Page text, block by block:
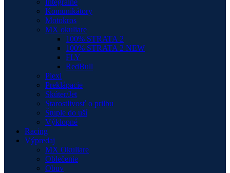
Integrálne
Komunikátory
Motokros
MX okuliare
100% STRATA 2
100% STRATA 2 NEW
FLY
RedBull
Plexi
Preklápacie
Skúter/Jet
Starostlivosť o prilbu
Štuple do uší
Výklopné
Racing
Výpredaj
MX Okuliare
Oblečenie
Obuv